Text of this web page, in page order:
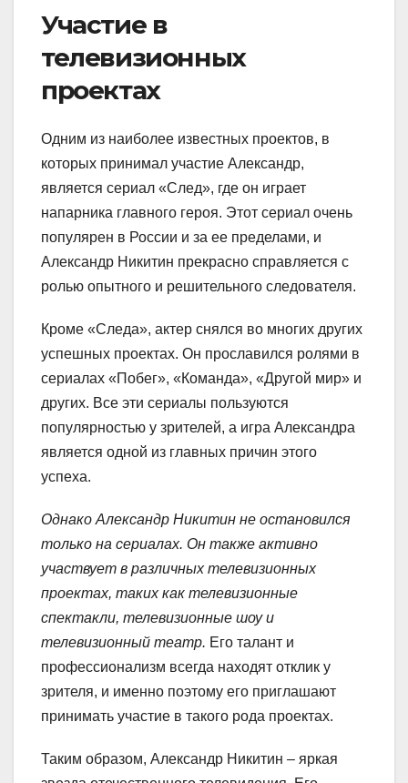
Участие в
телевизионных
проектах
Одним из наиболее известных проектов, в
которых принимал участие Александр,
является сериал «След», где он играет
напарника главного героя. Этот сериал очень
популярен в России и за ее пределами, и
Александр Никитин прекрасно справляется с
ролью опытного и решительного следователя.
Кроме «Следа», актер снялся во многих других
успешных проектах. Он прославился ролями в
сериалах «Побег», «Команда», «Другой мир» и
других. Все эти сериалы пользуются
популярностью у зрителей, а игра Александра
является одной из главных причин этого
успеха.
Однако Александр Никитин не остановился
только на сериалах. Он также активно
участвует в различных телевизионных
проектах, таких как телевизионные
спектакли, телевизионные шоу и
телевизионный театр. Его талант и
профессионализм всегда находят отклик у
зрителя, и именно поэтому его приглашают
принимать участие в такого рода проектах.
Таким образом, Александр Никитин – яркая